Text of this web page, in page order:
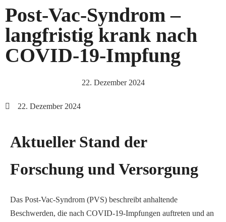
Post-Vac-Syndrom –
langfristig krank nach
COVID-19-Impfung
22. Dezember 2024
22. Dezember 2024
Aktueller Stand der
Forschung und Versorgung
Das Post-Vac-Syndrom (PVS) beschreibt anhaltende
Beschwerden, die nach COVID-19-Impfungen auftreten und an